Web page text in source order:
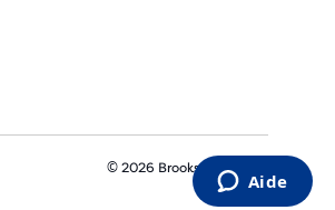
© 2026 Brooks Sports, Inc